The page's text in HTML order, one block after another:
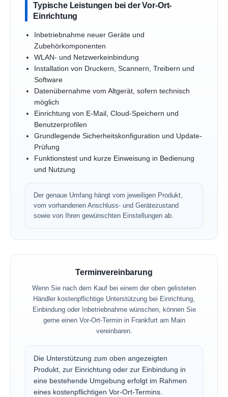
Typische Leistungen bei der Vor-Ort-
Einrichtung
Inbetriebnahme neuer Geräte und
Zubehörkomponenten
WLAN- und Netzwerkeinbindung
Installation von Druckern, Scannern, Treibern und
Software
Datenübernahme vom Altgerät, sofern technisch
möglich
Einrichtung von E-Mail, Cloud-Speichern und
Benutzerprofilen
Grundlegende Sicherheitskonfiguration und Update-
Prüfung
Funktionstest und kurze Einweisung in Bedienung
und Nutzung
Der genaue Umfang hängt vom jeweiligen Produkt,
vom vorhandenen Anschluss- und Gerätezustand
sowie von Ihren gewünschten Einstellungen ab.
Terminvereinbarung
Wenn Sie nach dem Kauf bei einem der oben gelisteten
Händler kostenpflichtige Unterstützung bei Einrichtung,
Einbindung oder Inbetriebnahme wünschen, können Sie
gerne einen Vor-Ort-Termin in Frankfurt am Main
vereinbaren.
Die Unterstützung zum oben angezeigten
Produkt, zur Einrichtung oder zur Einbindung in
eine bestehende Umgebung erfolgt im Rahmen
eines kostenpflichtigen Vor-Ort-Termins.